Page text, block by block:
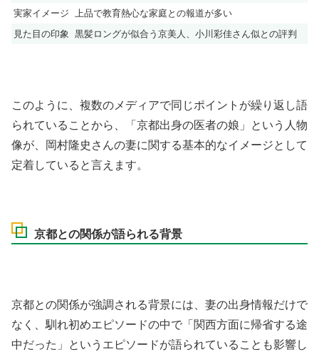
実家イメージ
上品で教育熱心な家庭との報道が多い
見た目の印象
黒髪ロングが似合う京美人、小川彩佳さん似との評判
このように、複数のメディアで同じポイントが繰り返し語
られていることから、「京都出身の医者の娘」という人物
像が、岡村隆史さんの妻に関する基本的なイメージとして
定着していると言えます。
京都との関係が語られる背景
京都との関係が強調される背景には、妻の出身情報だけで
なく、馴れ初めエピソードの中で「関西方面に帰省する途
中だった」というエピソードが語られていることも影響し